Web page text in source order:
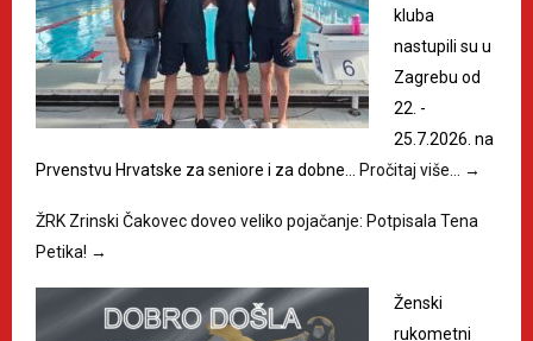
kluba
nastupili su u
Zagrebu od
22. -
25.7.2026. na
Prvenstvu Hrvatske za seniore i za dobne… Pročitaj više… →
ŽRK Zrinski Čakovec doveo veliko pojačanje: Potpisala Tena
Petika! →
Ženski
rukometni